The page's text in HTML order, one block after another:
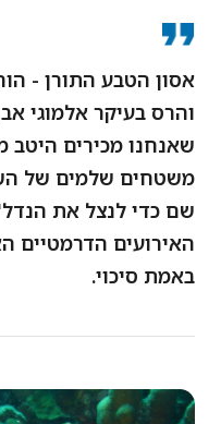
אסון הטבע התורן -
והרס בעיקר אלמוגי
שאנחנו מכירים היטב
משטחים שלמים של
שם כדי לנצל את
האירועים הדרמטיים
באמת סיכוי.